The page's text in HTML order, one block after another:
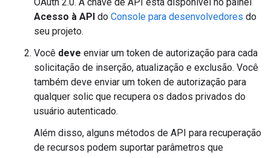
Acesso à API do Console para desenvolvedores do
seu projeto.
Você deve enviar um token de autorização para cada
solicitação de inserção, atualização e exclusão. Você
também deve enviar um token de autorização para
qualquer solic que recupera os dados privados do
usuário autenticado.
Além disso, alguns métodos de API para recuperação
de recursos podem suportar parâmetros que